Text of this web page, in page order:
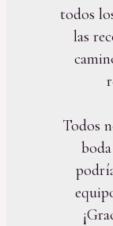
todos
las
Todos